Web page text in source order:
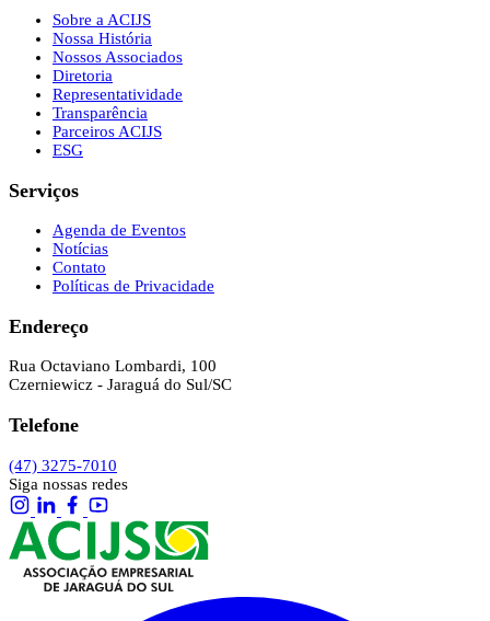
Sobre a ACIJS
Nossa História
Nossos Associados
Diretoria
Representatividade
Transparência
Parceiros ACIJS
ESG
Serviços
Agenda de Eventos
Notícias
Contato
Políticas de Privacidade
Endereço
Rua Octaviano Lombardi, 100
Czerniewicz - Jaraguá do Sul/SC
Telefone
(47) 3275-7010
Siga nossas redes